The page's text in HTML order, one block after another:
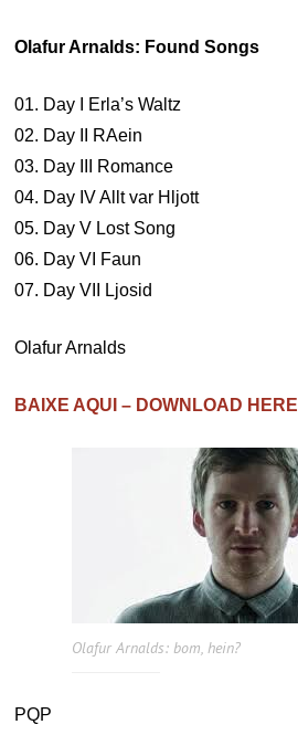
Olafur Arnalds: Found Songs
01. Day I Erla’s Waltz
02. Day II RAein
03. Day III Romance
04. Day IV Allt var Hljott
05. Day V Lost Song
06. Day VI Faun
07. Day VII Ljosid
Olafur Arnalds
BAIXE AQUI – DOWNLOAD HERE
Olafur Arnalds: bom, hein?
PQP